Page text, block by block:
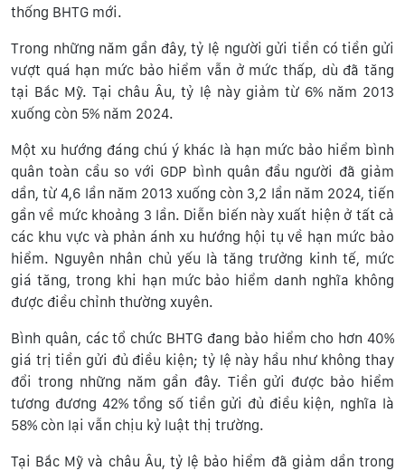
thống BHTG mới.
Trong những năm gần đây, tỷ lệ người gửi tiền có tiền gửi
vượt quá hạn mức bảo hiểm vẫn ở mức thấp, dù đã tăng
tại Bắc Mỹ. Tại châu Âu, tỷ lệ này giảm từ 6% năm 2013
xuống còn 5% năm 2024.
Một xu hướng đáng chú ý khác là hạn mức bảo hiểm bình
quân toàn cầu so với GDP bình quân đầu người đã giảm
dần, từ 4,6 lần năm 2013 xuống còn 3,2 lần năm 2024, tiến
gần về mức khoảng 3 lần. Diễn biến này xuất hiện ở tất cả
các khu vực và phản ánh xu hướng hội tụ về hạn mức bảo
hiểm. Nguyên nhân chủ yếu là tăng trưởng kinh tế, mức
giá tăng, trong khi hạn mức bảo hiểm danh nghĩa không
được điều chỉnh thường xuyên.
Bình quân, các tổ chức BHTG đang bảo hiểm cho hơn 40%
giá trị tiền gửi đủ điều kiện; tỷ lệ này hầu như không thay
đổi trong những năm gần đây. Tiền gửi được bảo hiểm
tương đương 42% tổng số tiền gửi đủ điều kiện, nghĩa là
58% còn lại vẫn chịu kỷ luật thị trường.
Tại Bắc Mỹ và châu Âu, tỷ lệ bảo hiểm đã giảm dần trong